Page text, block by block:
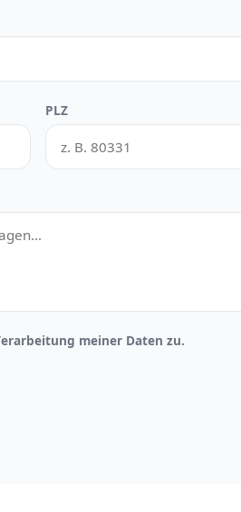
PLZ
meiner Daten zu.